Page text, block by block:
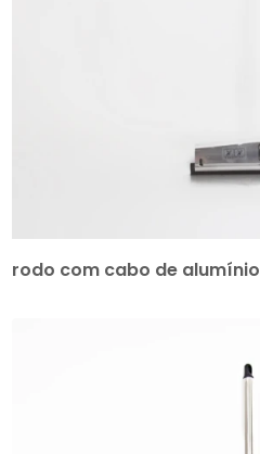
rodo com cabo de alumínio